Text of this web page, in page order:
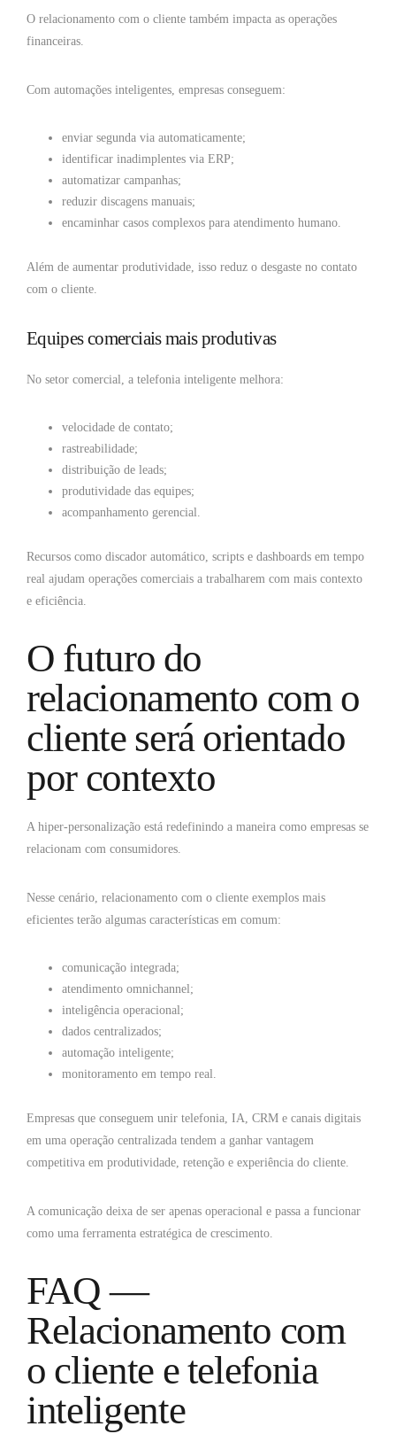
O relacionamento com o cliente também impacta as operações
financeiras.
Com automações inteligentes, empresas conseguem:
enviar segunda via automaticamente;
identificar inadimplentes via ERP;
automatizar campanhas;
reduzir discagens manuais;
encaminhar casos complexos para atendimento humano.
Além de aumentar produtividade, isso reduz o desgaste no contato
com o cliente.
Equipes comerciais mais produtivas
No setor comercial, a telefonia inteligente melhora:
velocidade de contato;
rastreabilidade;
distribuição de leads;
produtividade das equipes;
acompanhamento gerencial.
Recursos como discador automático, scripts e dashboards em tempo
real ajudam operações comerciais a trabalharem com mais contexto
e eficiência.
O futuro do
relacionamento com o
cliente será orientado
por contexto
A hiper-personalização está redefinindo a maneira como empresas se
relacionam com consumidores.
Nesse cenário, relacionamento com o cliente exemplos mais
eficientes terão algumas características em comum:
comunicação integrada;
atendimento omnichannel;
inteligência operacional;
dados centralizados;
automação inteligente;
monitoramento em tempo real.
Empresas que conseguem unir telefonia, IA, CRM e canais digitais
em uma operação centralizada tendem a ganhar vantagem
competitiva em produtividade, retenção e experiência do cliente.
A comunicação deixa de ser apenas operacional e passa a funcionar
como uma ferramenta estratégica de crescimento.
FAQ —
Relacionamento com
o cliente e telefonia
inteligente